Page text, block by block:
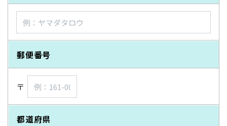
郵便番号
〒
都道府県